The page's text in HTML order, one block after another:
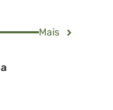
Mais